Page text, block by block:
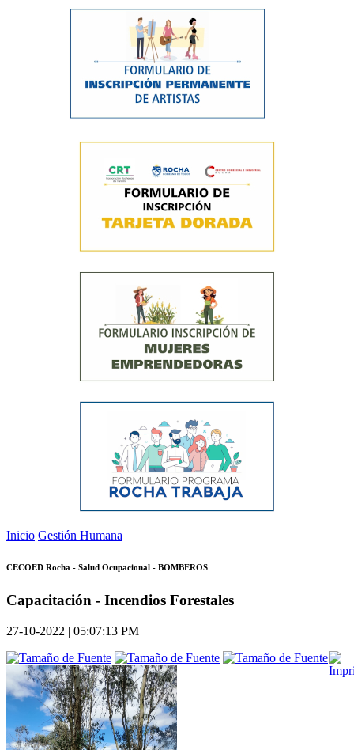
Inicio Gestión Humana
CECOED Rocha - Salud Ocupacional - BOMBEROS
Capacitación - Incendios Forestales
27-10-2022 | 05:07:13 PM